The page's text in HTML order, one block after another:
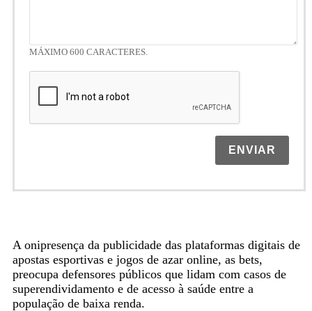
MÁXIMO 600 CARACTERES.
ENVIAR
A onipresença da publicidade das plataformas digitais de
apostas esportivas e jogos de azar online, as bets,
preocupa defensores públicos que lidam com casos de
superendividamento e de acesso à saúde entre a
população de baixa renda.